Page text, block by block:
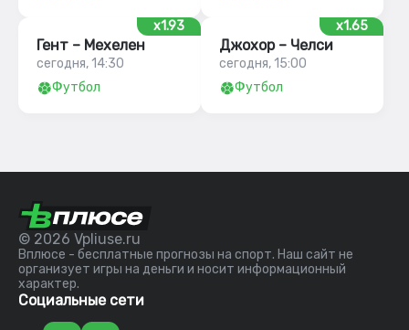
x1.93
Гент – Мехелен
сегодня, 14:30
Футбол
x1.65
Джохор – Челси
сегодня, 15:00
Футбол
© 2026 Vpliuse.ru
Вплюсе - бесплатные прогнозы на спорт. Наш сайт не
организует игры на деньги и носит информационный
характер.
Социальные сети